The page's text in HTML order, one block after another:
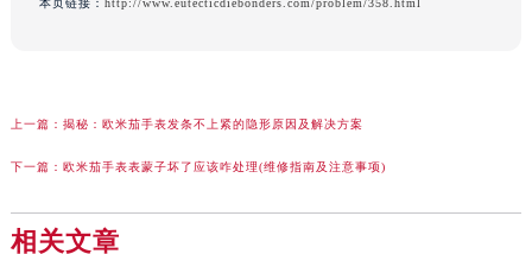
本页链接： http://www.eutecticdiebonders.com/problem/358.html
上一篇： 揭秘：欧米茄手表发条不上紧的隐形原因及解决方案
下一篇： 欧米茄手表表蒙子坏了应该咋处理(维修指南及注意事项)
相关文章